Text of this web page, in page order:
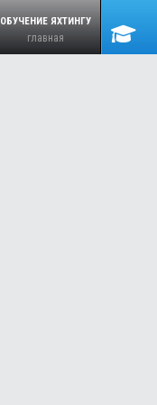
ОБУЧЕНИЕ ЯХТИНГУ
главная